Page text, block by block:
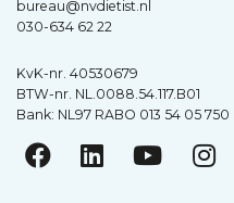
bureau@nvdietist.nl
030-634 62 22
KvK-nr. 40530679
BTW-nr. NL.0088.54.117.B01
Bank: NL97 RABO 013 54 05 750